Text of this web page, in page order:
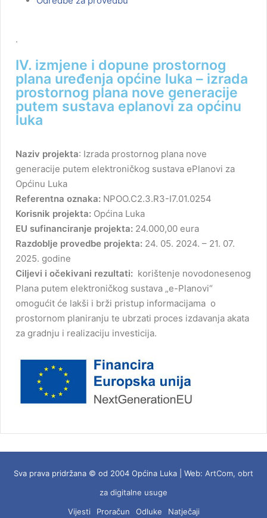
.
IV. izmjene i dopune prostornog
plana uređenja općine luka – izrada
prostornog plana nove generacije
putem sustava eplanovi za općinu
luka
Naziv projekta: Izrada prostornog plana nove
generacije putem elektroničkog sustava ePlanovi za
Općinu Luka
Referentna oznaka: NPOO.C2.3.R3-I7.01.0254
Korisnik projekta: Općina Luka
EU sufinanciranje projekta: 24.000,00 eura
Razdoblje provedbe projekta: 24. 05. 2024. – 21. 07.
2025. godine
Ciljevi i očekivani rezultati: korištenje novodonesenog
Plana putem elektroničkog sustava „e-Planovi“
omogućit će lakši i brži pristup informacijama o
prostornom planiranju te ubrzati proces izdavanja akata
za gradnju i realizaciju investicija.
Sva prava pridržana © od 2004 Općina Luka | Web: ArtCom, obrt
za digitalne usuge
Vijesti
Proračun Odluke Natječaji